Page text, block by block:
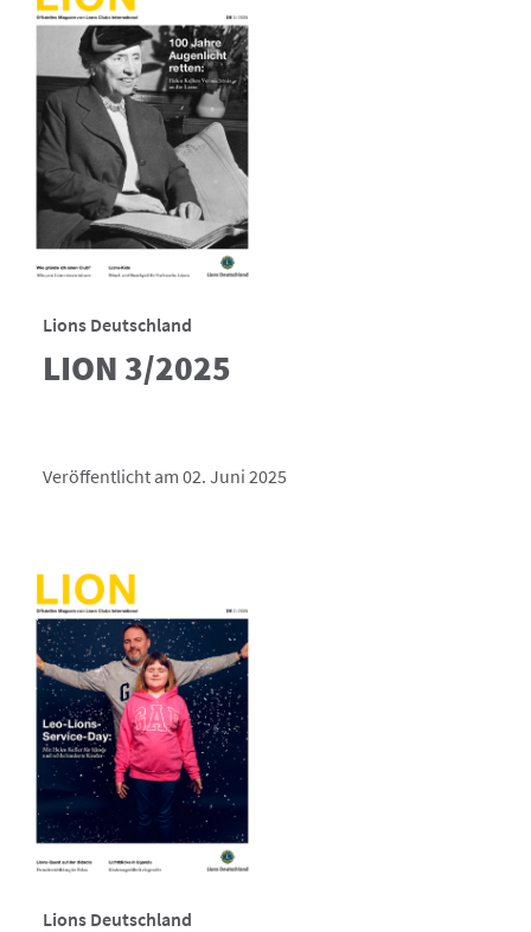
Lions Deutschland
LION 3/2025
Veröffentlicht am 02. Juni 2025
Lions Deutschland